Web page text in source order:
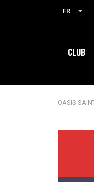
FR
CLUB
OASIS